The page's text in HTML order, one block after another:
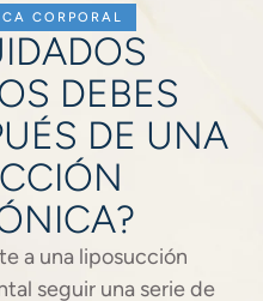
CORPORAL
DEBES
DE UNA
a una liposucción
seguir una serie de